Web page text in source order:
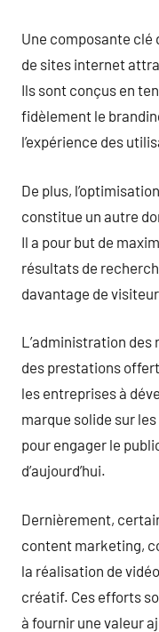
Une composante clé
de sites internet
Ils sont conçus en
fidèlement le
l’expérience des
De plus,
constitue un autre
Il a pour but de
résultats de
davantage de
L’administration des
des prestations
les entreprises à
marque solide sur
pour engager le
d’aujourd’hui.
Dernièrement,
content marketing,
la réalisation de
créatif. Ces efforts
à fournir une valeur